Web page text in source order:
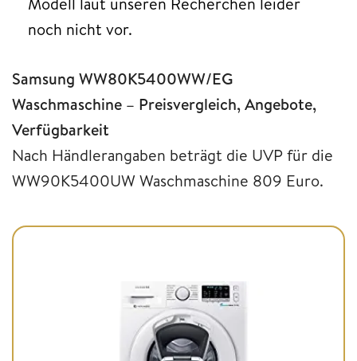
noch nicht vor.
Samsung WW80K5400WW/EG
Waschmaschine – Preisvergleich, Angebote,
Verfügbarkeit
Nach Händlerangaben beträgt die UVP für die
WW90K5400UW Waschmaschine 809 Euro.